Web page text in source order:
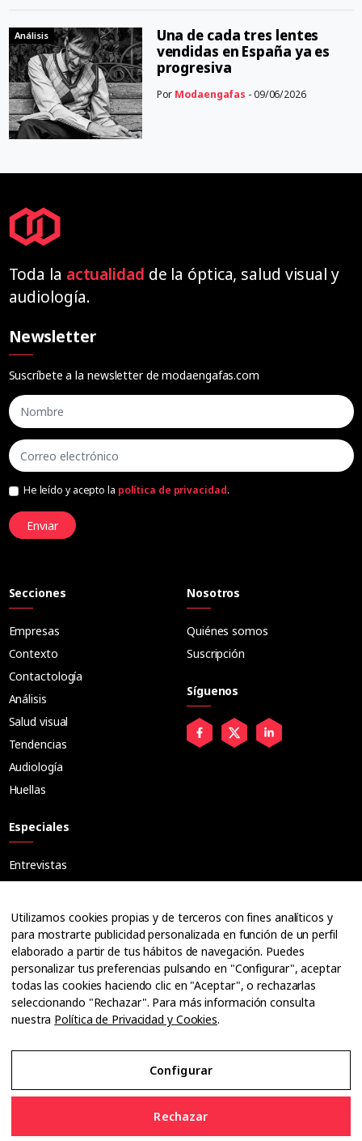
Análisis
Una de cada tres lentes
vendidas en España ya es
progresiva
Por Modaengafas - 09/06/2026
Toda la actualidad de la óptica, salud visual y
audiología.
Newsletter
Suscríbete a la newsletter de modaengafas.com
He leído y acepto la política de privacidad.
Enviar
Secciones
Empresas
Contexto
Contactología
Análisis
Salud visual
Tendencias
Audiología
Huellas
Especiales
Entrevistas
Ópticos
Cuadernos
Guías
Dossier
Anuarios
Ofertas de empleo
Nosotros
Quiénes somos
Suscripción
Síguenos
Utilizamos cookies propias y de terceros con fines analíticos y
para mostrarte publicidad personalizada en función de un perfil
elaborado a partir de tus hábitos de navegación. Puedes
personalizar tus preferencias pulsando en "Configurar", aceptar
todas las cookies haciendo clic en "Aceptar", o rechazarlas
seleccionando "Rechazar". Para más información consulta
nuestra Política de Privacidad y Cookies.
Configurar
Rechazar
Aviso Legal